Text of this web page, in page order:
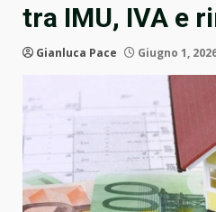
tra IMU, IVA e
Gianluca Pace Giugno 1,